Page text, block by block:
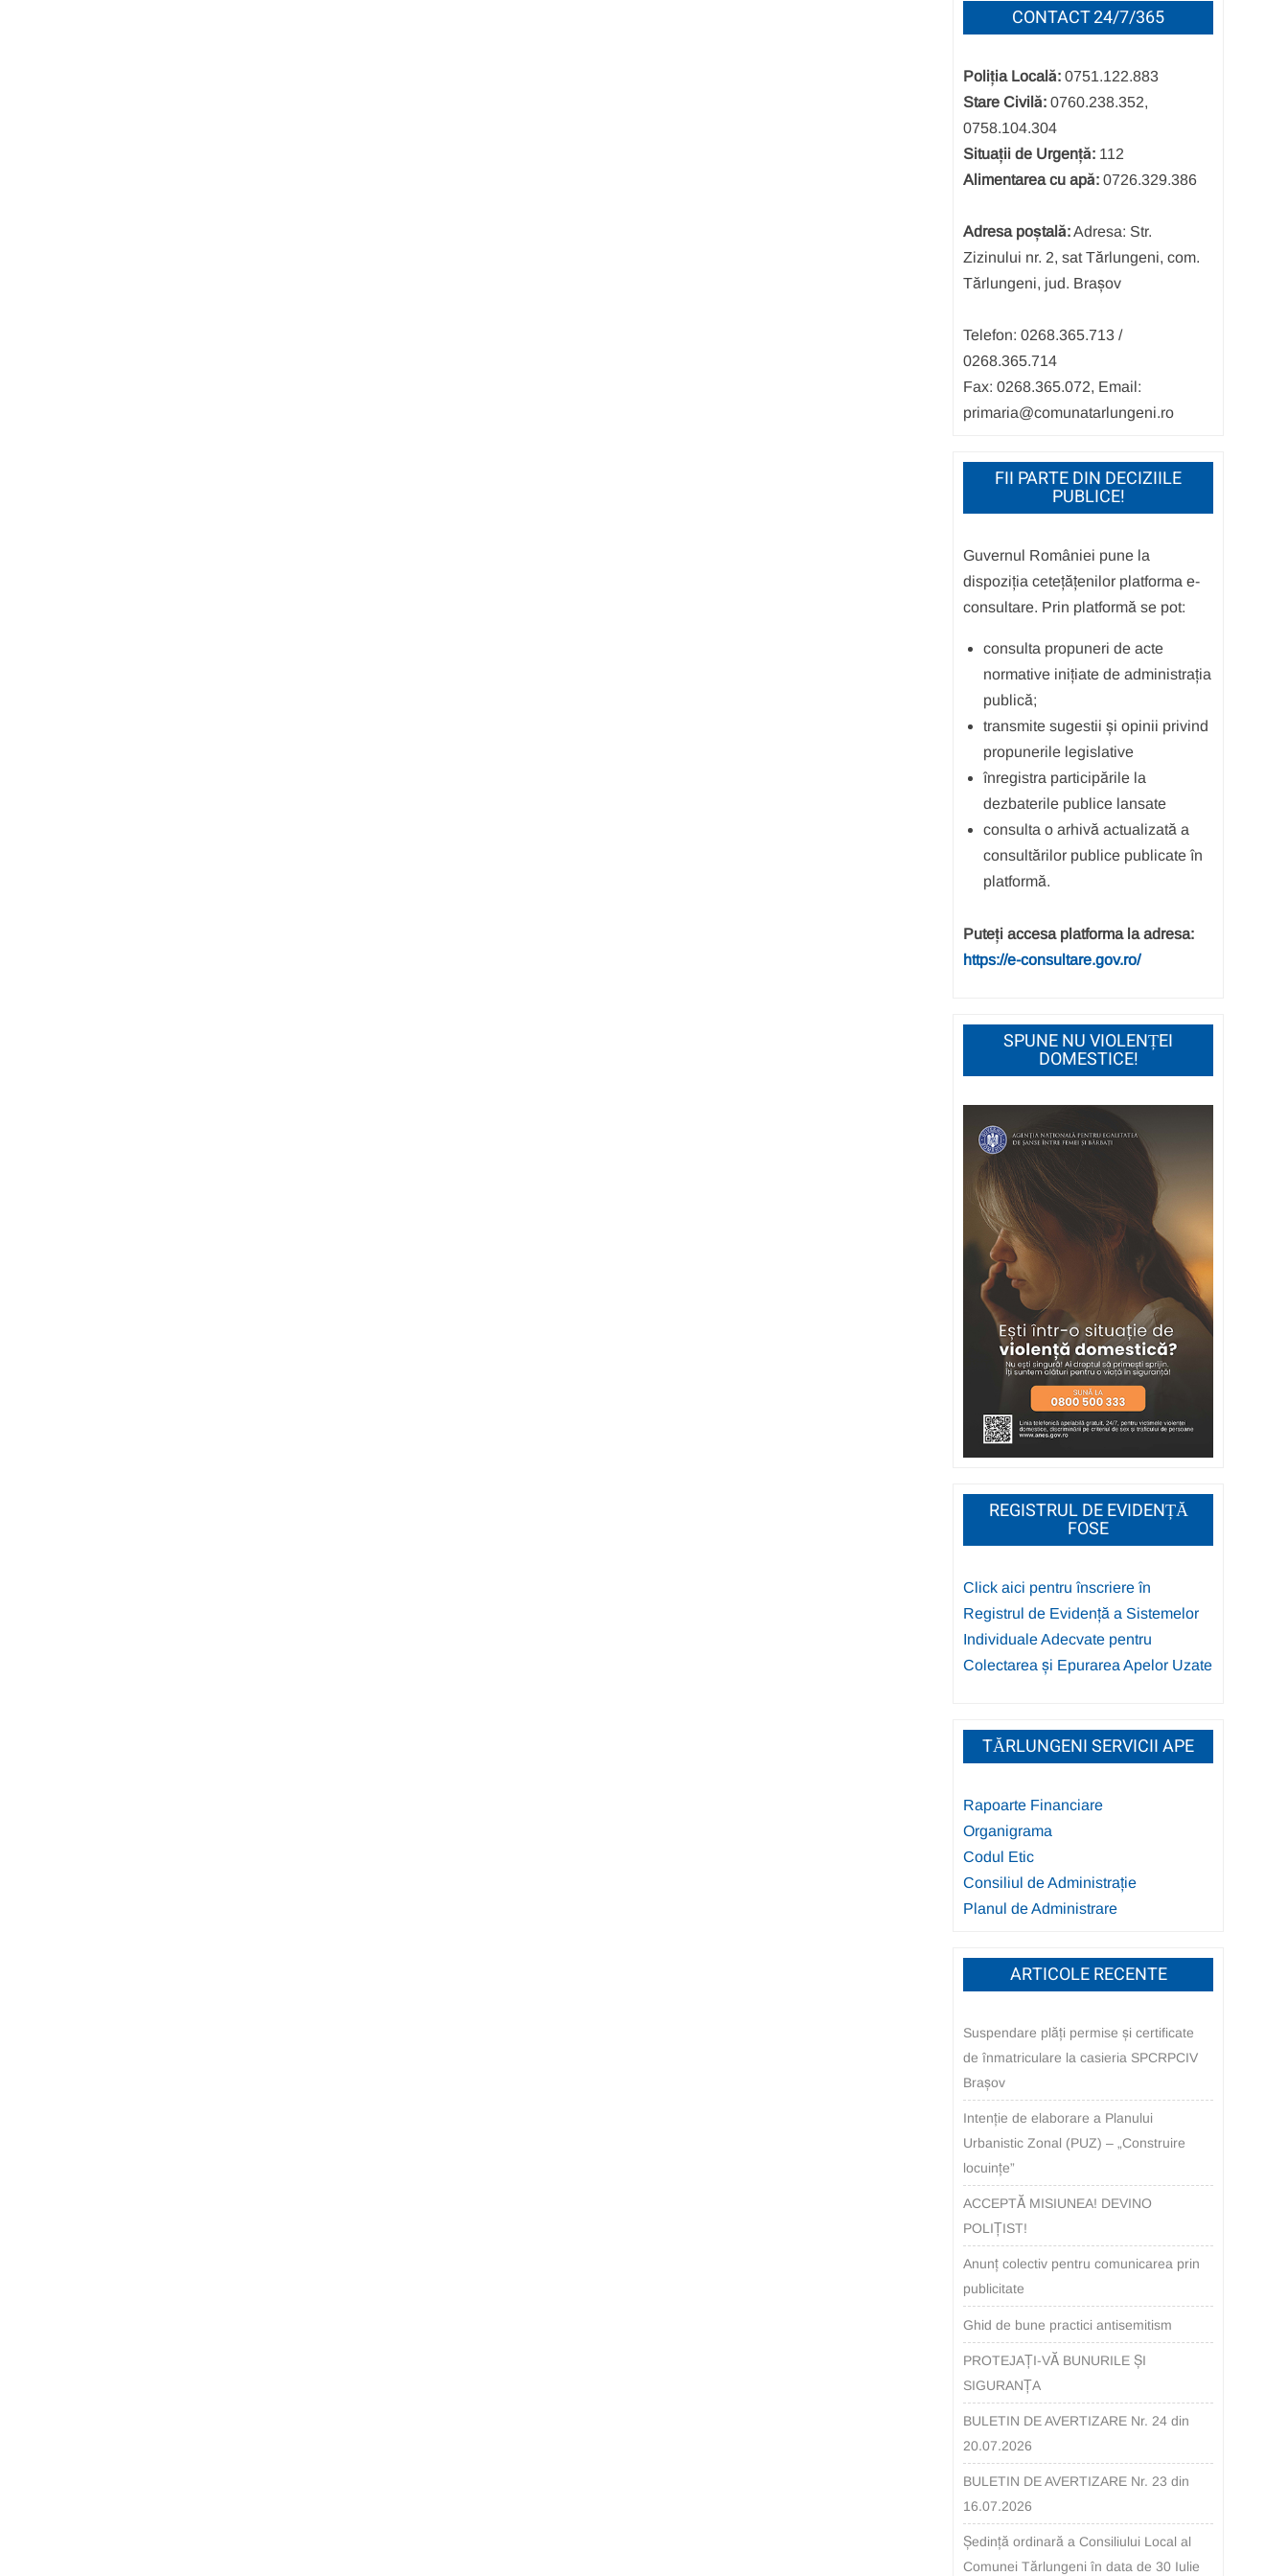
CONTACT 24/7/365
Poliția Locală: 0751.122.883
Stare Civilă: 0760.238.352,
0758.104.304
Situații de Urgență: 112
Alimentarea cu apă: 0726.329.386
Adresa poștală:Adresa: Str.
Zizinului nr. 2, sat Tărlungeni, com.
Tărlungeni, jud. Brașov
Telefon: 0268.365.713 /
0268.365.714
Fax: 0268.365.072, Email:
primaria@comunatarlungeni.ro
FII PARTE DIN DECIZIILE
PUBLICE!
Guvernul României pune la
dispoziția cetețățenilor platforma e-
consultare. Prin platformă se pot:
consulta propuneri de acte
normative inițiate de administrația
publică;
transmite sugestii și opinii privind
propunerile legislative
înregistra participările la
dezbaterile publice lansate
consulta o arhivă actualizată a
consultărilor publice publicate în
platformă.
Puteți accesa platforma la adresa:
https://e-consultare.gov.ro/
SPUNE NU VIOLENȚEI
DOMESTICE!
REGISTRUL DE EVIDENȚĂ
FOSE
Click aici pentru înscriere în
Registrul de Evidență a Sistemelor
Individuale Adecvate pentru
Colectarea și Epurarea Apelor Uzate
TĂRLUNGENI SERVICII APE
Rapoarte Financiare
Organigrama
Codul Etic
Consiliul de Administrație
Planul de Administrare
ARTICOLE RECENTE
Suspendare plăți permise și certificate
de înmatriculare la casieria SPCRPCIV
Brașov
Intenție de elaborare a Planului
Urbanistic Zonal (PUZ) – „Construire
locuințe”
ACCEPTĂ MISIUNEA! DEVINO
POLIȚIST!
Anunț colectiv pentru comunicarea prin
publicitate
Ghid de bune practici antisemitism
PROTEJAȚI-VĂ BUNURILE ȘI
SIGURANȚA
BULETIN DE AVERTIZARE Nr. 24 din
20.07.2026
BULETIN DE AVERTIZARE Nr. 23 din
16.07.2026
Ședință ordinară a Consiliului Local al
Comunei Tărlungeni în data de 30 Iulie